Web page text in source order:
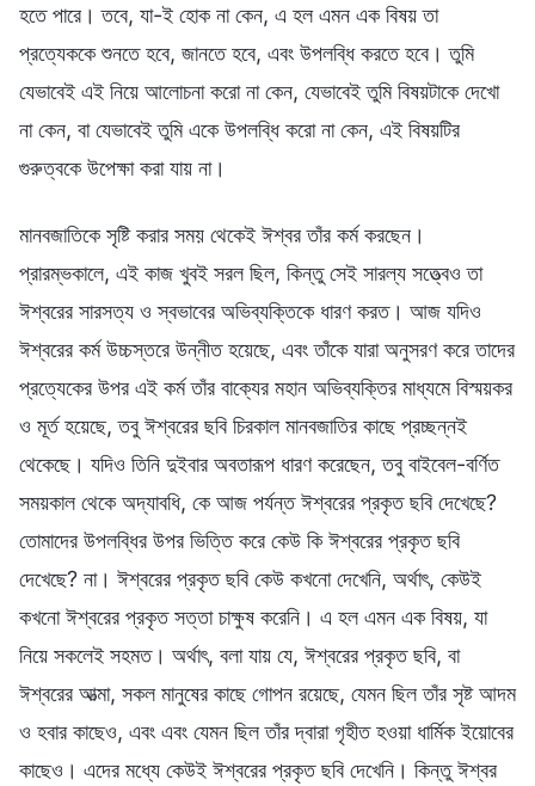
হতে পারে। তবে, যা-ই হোক না কেন, এ হল এমন এক বিষয় তা
প্রত্যেককে শুনতে হবে, জানতে হবে, এবং উপলব্ধি করতে হবে। তুমি
যেভাবেই এই নিয়ে আলোচনা করো না কেন, যেভাবেই তুমি বিষয়টাকে দেখো
না কেন, বা যেভাবেই তুমি একে উপলব্ধি করো না কেন, এই বিষয়টির
গুরুত্বকে উপেক্ষা করা যায় না।
মানবজাতিকে সৃষ্টি করার সময় থেকেই ঈশ্বর তাঁর কর্ম করছেন।
প্রারম্ভকালে, এই কাজ খুবই সরল ছিল, কিন্তু সেই সারল্য সত্ত্বেও তা
ঈশ্বরের সারসত্য ও স্বভাবের অভিব্যক্তিকে ধারণ করত। আজ যদিও
ঈশ্বরের কর্ম উচ্চস্তরে উন্নীত হয়েছে, এবং তাঁকে যারা অনুসরণ করে তাদের
প্রত্যেকের উপর এই কর্ম তাঁর বাক্যের মহান অভিব্যক্তির মাধ্যমে বিস্ময়কর
ও মূর্ত হয়েছে, তবু ঈশ্বরের ছবি চিরকাল মানবজাতির কাছে প্রচ্ছন্নই
থেকেছে। যদিও তিনি দুইবার অবতারূপ ধারণ করেছেন, তবু বাইবেল-বর্ণিত
সময়কাল থেকে অদ্যাবধি, কে আজ পর্যন্ত ঈশ্বরের প্রকৃত ছবি দেখেছে?
তোমাদের উপলব্ধির উপর ভিত্তি করে কেউ কি ঈশ্বরের প্রকৃত ছবি
দেখেছে? না। ঈশ্বরের প্রকৃত ছবি কেউ কখনো দেখেনি, অর্থাৎ, কেউই
কখনো ঈশ্বরের প্রকৃত সত্তা চাক্ষুষ করেনি। এ হল এমন এক বিষয়, যা
নিয়ে সকলেই সহমত। অর্থাৎ, বলা যায় যে, ঈশ্বরের প্রকৃত ছবি, বা
ঈশ্বরের আত্মা, সকল মানুষের কাছে গোপন রয়েছে, যেমন ছিল তাঁর সৃষ্ট আদম
ও হবার কাছেও, এবং এবং যেমন ছিল তাঁর দ্বারা গৃহীত হওয়া ধার্মিক ইয়োবের
কাছেও। এদের মধ্যে কেউই ঈশ্বরের প্রকৃত ছবি দেখেনি। কিন্তু ঈশ্বর